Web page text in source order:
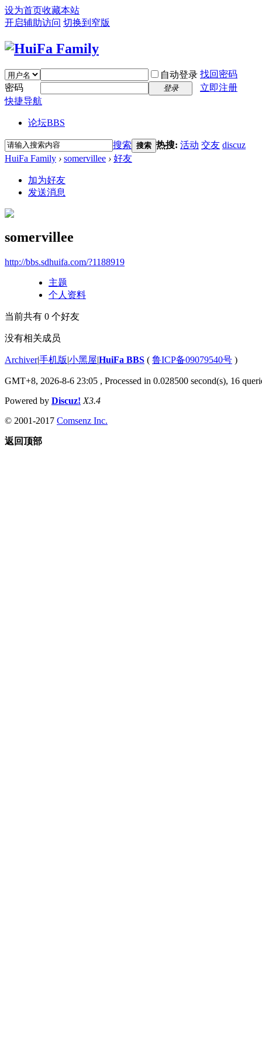
设为首页收藏本站
开启辅助访问 切换到窄版
自动登录 找回密码
密码
登录
立即注册
快捷导航
论坛BBS
搜索 搜索 热搜: 活动 交友 discuz
HuiFa Family › somervillee › 好友
加为好友
发送消息
somervillee
http://bbs.sdhuifa.com/?1188919
主题
个人资料
当前共有 0 个好友
没有相关成员
Archiver|手机版|小黑屋|HuiFa BBS ( 鲁ICP备09079540号 )
GMT+8, 2026-8-6 23:05 , Processed in 0.028500 second(s), 16
Powered by Discuz! X3.4
© 2001-2017 Comsenz Inc.
返回顶部